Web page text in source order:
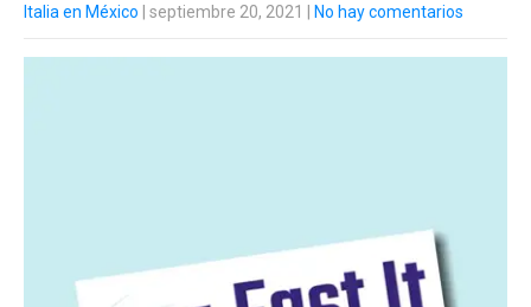
Italia en México | septiembre 20, 2021 No hay comentarios